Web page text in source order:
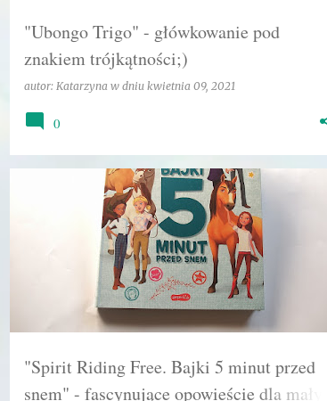
"Ubongo Trigo" - główkowanie pod
znakiem trójkątności;)
autor: Katarzyna w dniu kwietnia 09, 2021
0
"Spirit Riding Free. Bajki 5 minut przed
snem" - fascynujące opowieście dla małych
HARPER KIDS KATARZYNA